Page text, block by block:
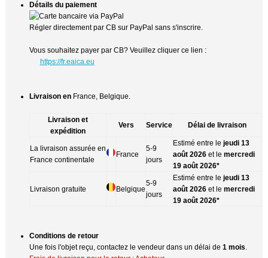
Détails du paiement
Régler directement par CB sur PayPal sans s'inscrire.
Vous souhaitez payer par CB? Veuillez cliquer ce lien :
https://fr.eaica.eu
Livraison en France, Belgique.
Livraison et
expédition
Vers Service Délai de livraison
La livraison assurée en
France continentale
France
5-9
jours
Estimé entre lejeudi 13
août 2026 et lemercredi
19 août 2026*
Livraison gratuite Belgique
5-9
jours
Estimé entre lejeudi 13
août 2026 et lemercredi
19 août 2026*
Conditions de retour
Une fois l'objet reçu, contactez le vendeur dans un délai de1 mois